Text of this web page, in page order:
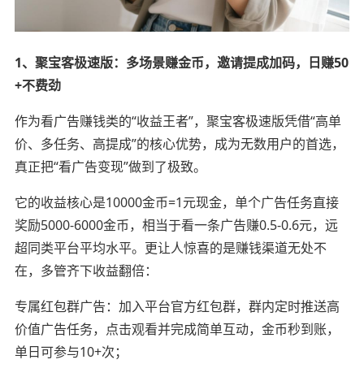
1、 聚宝客极速版：多场景赚金币，邀请提成加码，日赚50
+不费劲
作为看广告赚钱类的“收益王者”，聚宝客极速版凭借“高单
价、多任务、高提成”的核心优势，成为无数用户的首选，
真正把“看广告变现”做到了极致。
它的收益核心是10000金币=1元现金，单个广告任务直接
奖励5000-6000金币，相当于看一条广告赚0.5-0.6元，远
超同类平台平均水平。更让人惊喜的是赚钱渠道无处不
在，多管齐下收益翻倍：
专属红包群广告：加入平台官方红包群，群内定时推送高
价值广告任务，点击观看并完成简单互动，金币秒到账，
单日可参与10+次；